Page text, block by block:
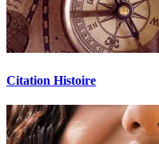
Citation Histoire